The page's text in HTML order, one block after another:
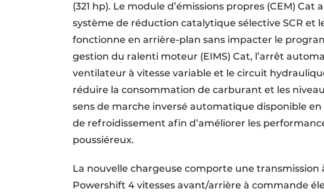
(321 hp). Le module d’émissions propres (CEM)
système de réduction catalytique sélective SCR et
fonctionne en arrière-plan sans impacter le
gestion du ralenti moteur (EIMS) Cat, l’arrêt
ventilateur à vitesse variable et le circuit
réduire la consommation de carburant et les
sens de marche inversé automatique disponible
de refroidissement afin d’améliorer les
poussiéreux.
La nouvelle chargeuse comporte une
Powershift 4 vitesses avant/arrière à commande